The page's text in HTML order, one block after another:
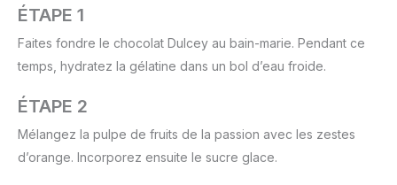
ÉTAPE 1
Faites fondre le chocolat Dulcey au bain-marie. Pendant ce
temps, hydratez la gélatine dans un bol d’eau froide.
ÉTAPE 2
Mélangez la pulpe de fruits de la passion avec les zestes
d’orange. Incorporez ensuite le sucre glace.